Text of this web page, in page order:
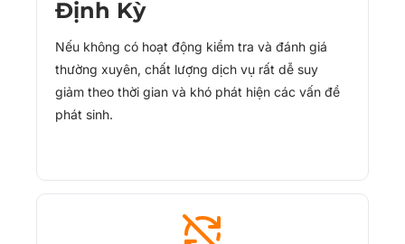
Định Kỳ
Nếu không có hoạt động kiểm tra và đánh giá
thường xuyên, chất lượng dịch vụ rất dễ suy
giảm theo thời gian và khó phát hiện các vấn đề
phát sinh.